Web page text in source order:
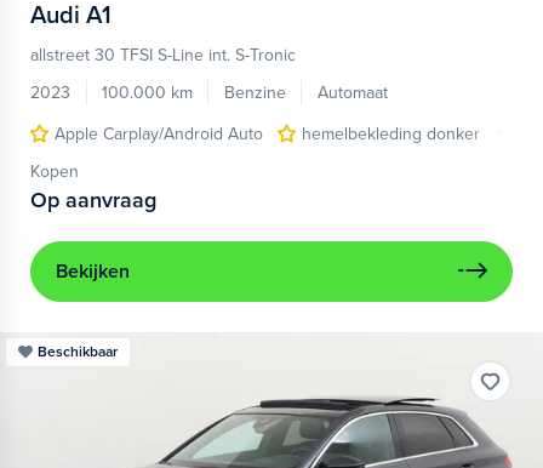
Audi A1
allstreet 30 TFSI S-Line int. S-Tronic
2023
100.000 km Benzine
Automaat
Apple Carplay/Android Auto
hemelbekleding donker
Kopen
Op aanvraag
Bekijken
Beschikbaar